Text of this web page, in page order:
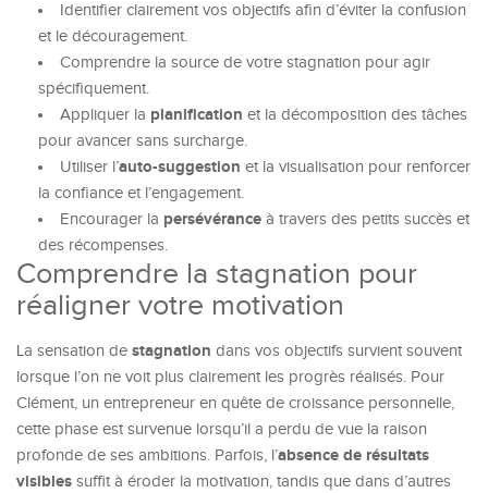
Identifier clairement vos objectifs afin d’éviter la confusion
et le découragement.
Comprendre la source de votre stagnation pour agir
spécifiquement.
Appliquer la planification et la décomposition des tâches
pour avancer sans surcharge.
Utiliser l’auto-suggestion et la visualisation pour renforcer
la confiance et l’engagement.
Encourager la persévérance à travers des petits succès et
des récompenses.
Comprendre la stagnation pour
réaligner votre motivation
La sensation de stagnation dans vos objectifs survient souvent
lorsque l’on ne voit plus clairement les progrès réalisés. Pour
Clément, un entrepreneur en quête de croissance personnelle,
cette phase est survenue lorsqu’il a perdu de vue la raison
profonde de ses ambitions. Parfois, l’absence de résultats
visibles suffit à éroder la motivation, tandis que dans d’autres